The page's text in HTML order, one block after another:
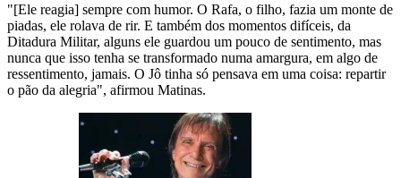
"[Ele reagia] sempre com humor. O Rafa, o filho, fazia um monte de
piadas, ele rolava de rir. E também dos momentos difíceis, da
Ditadura Militar, alguns ele guardou um pouco de sentimento, mas
nunca que isso tenha se transformado numa amargura, em algo de
ressentimento, jamais. O Jô tinha só pensava em uma coisa: repartir
o pão da alegria", afirmou Matinas.